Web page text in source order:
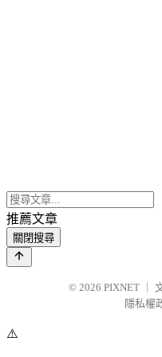
推薦文章
關閉搜尋
© 2026 PIXNET
隱私權
⚠️